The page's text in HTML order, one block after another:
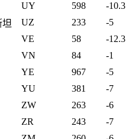
UY 598
-10.3
坦 UZ 233
-5
VE 58
-12.3
VN 84
-1
YE 967
-5
YU 381
-7
ZW 263
-6
ZR 243
-7